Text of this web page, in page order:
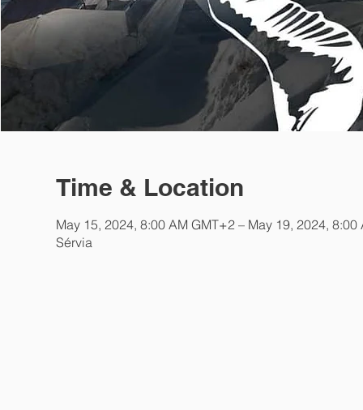
Time & Location
May 15, 2024, 8:00 AM GMT+2 – May 19, 2024, 8:00
Sérvia